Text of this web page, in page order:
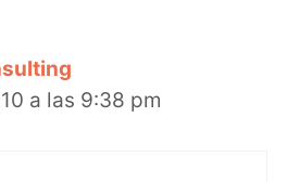
a las 9:38 pm